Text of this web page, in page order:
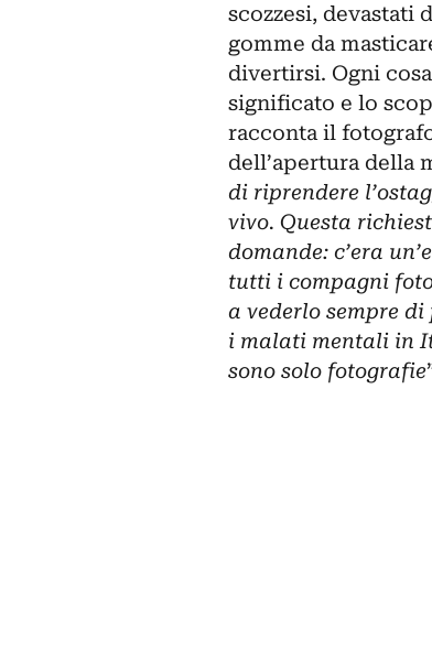
scozzesi, devastati
gomme da
divertirsi. Ogni
significato e lo
racconta il
dell’apertura della
di riprendere
vivo. Questa
domande: c’era
tutti i compagni
a vederlo sempre
i malati mentali in
sono solo fotografie